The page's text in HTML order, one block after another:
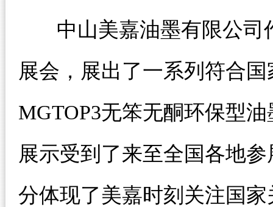
中山美嘉油墨有限公司
展会，展出了一系列符合
MGTOP3无笨无酮环保型
展示受到了来至全国各地
分体现了美嘉时刻关注国